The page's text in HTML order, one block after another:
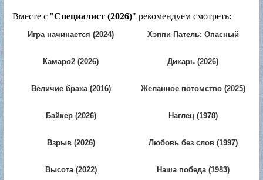
Вместе с "Специалист (2026)" рекомендуем смотреть:
Игра начинается (2024)
Хэппи Патель: Опасный
Камаро2 (2026) Дикарь (2026)
Величие брака (2016) Желанное потомство (2025)
Байкер (2026) Наглец (1978)
Взрыв (2026) Любовь без слов (1997)
Высота (2022) Наша победа (1983)